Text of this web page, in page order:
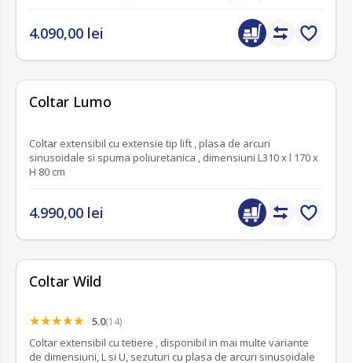
4.090,00 lei
Coltar Lumo
Coltar extensibil cu extensie tip lift , plasa de arcuri
sinusoidale si spuma poliuretanica , dimensiuni L310 x l 170 x
H 80 cm
4.990,00 lei
Coltar Wild
5.0(14)
Coltar extensibil cu tetiere , disponibil in mai multe variante
de dimensiuni, L si U, sezuturi cu plasa de arcuri sinusoidale